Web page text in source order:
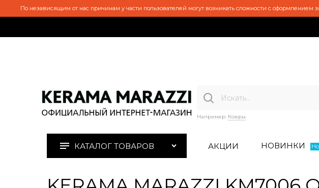
По независящим от нас причинам у части пользователей могут возникать сложности с оформлением
Например: Ковры
КАТАЛОГ ТОВАРОВ АКЦИИ НОВИНКИ